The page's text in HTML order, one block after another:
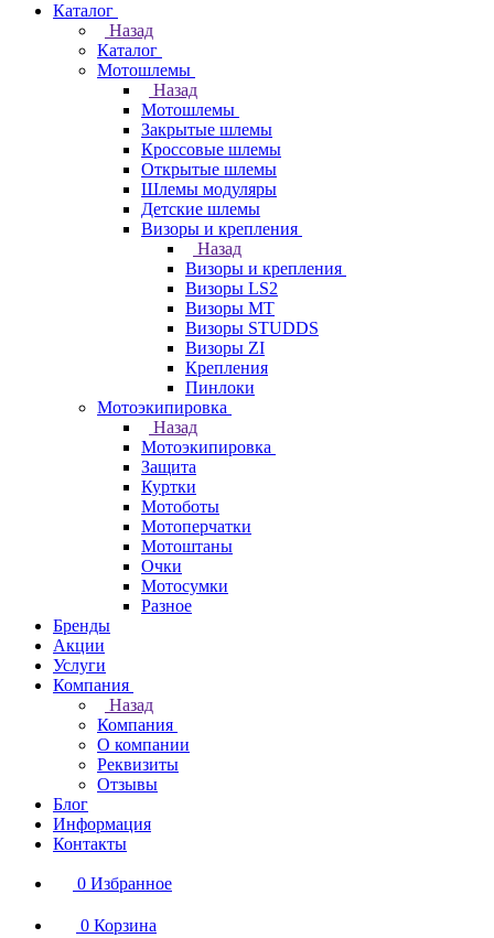
Каталог
Назад
Каталог
Мотошлемы
Назад
Мотошлемы
Закрытые шлемы
Кроссовые шлемы
Открытые шлемы
Шлемы модуляры
Детские шлемы
Визоры и крепления
Назад
Визоры и крепления
Визоры LS2
Визоры MT
Визоры STUDDS
Визоры ZI
Крепления
Пинлоки
Мотоэкипировка
Назад
Мотоэкипировка
Защита
Куртки
Мотоботы
Мотоперчатки
Мотоштаны
Очки
Мотосумки
Разное
Бренды
Акции
Услуги
Компания
Назад
Компания
О компании
Реквизиты
Отзывы
Блог
Информация
Контакты
0 Избранное
0 Корзина